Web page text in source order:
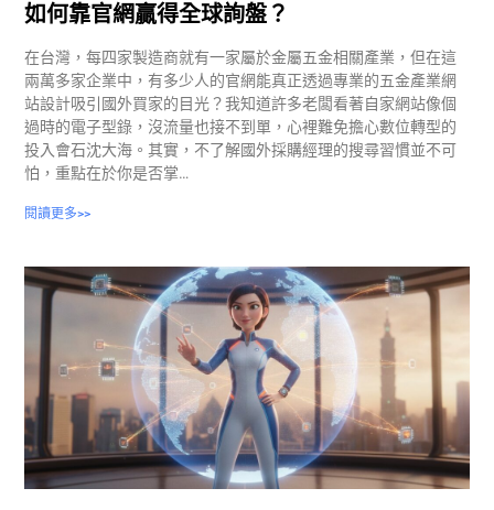
如何靠官網贏得全球詢盤？
在台灣，每四家製造商就有一家屬於金屬五金相關產業，但在這
兩萬多家企業中，有多少人的官網能真正透過專業的五金產業網
站設計吸引國外買家的目光？我知道許多老闆看著自家網站像個
過時的電子型錄，沒流量也接不到單，心裡難免擔心數位轉型的
投入會石沈大海。其實，不了解國外採購經理的搜尋習慣並不可
怕，重點在於你是否掌…
閱讀更多>>